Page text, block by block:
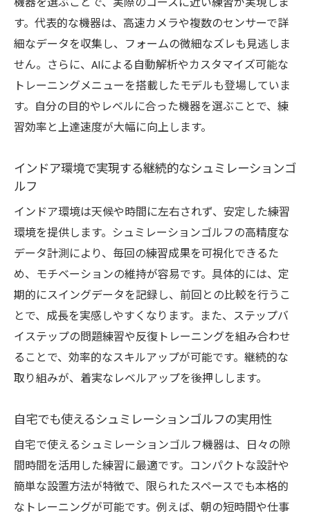
す。代表的な機器は、高速カメラや複数のセンサーで詳
細なデータを収集し、フォームの微細なズレも見逃しま
せん。さらに、AIによる自動解析やカスタマイズ可能な
トレーニングメニューを搭載したモデルも登場していま
す。自分の目的やレベルに合った機器を選ぶことで、練
習効率と上達速度が大幅に向上します。
インドア環境で実現する継続的なシュミレーションゴ
ルフ
インドア環境は天候や時間に左右されず、安定した練習
環境を提供します。シュミレーションゴルフの高精度な
データ計測により、毎回の練習成果を可視化できるた
め、モチベーションの維持が容易です。具体的には、定
期的にスイングデータを記録し、前回との比較を行うこ
とで、成長を実感しやすくなります。また、ステップバ
イステップの問題練習や反復トレーニングを組み合わせ
ることで、効率的なスキルアップが可能です。継続的な
取り組みが、着実なレベルアップを後押しします。
自宅でも使えるシュミレーションゴルフの実用性
自宅で使えるシュミレーションゴルフ機器は、日々の隙
間時間を活用した練習に最適です。コンパクトな設計や
簡単な設置方法が特徴で、限られたスペースでも本格的
なトレーニングが可能です。例えば、朝の短時間や仕事